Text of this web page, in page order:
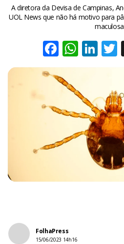
A diretora da Devisa de Campinas,
UOL News que não há motivo para
maculosa
FolhaPress
15/06/2023 14h16